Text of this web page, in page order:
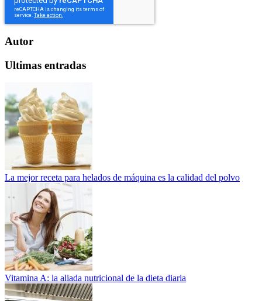
Autor
Ultimas entradas
La mejor receta para helados de máquina es la calidad del polvo
Vitamina A: la aliada nutricional de la dieta diaria